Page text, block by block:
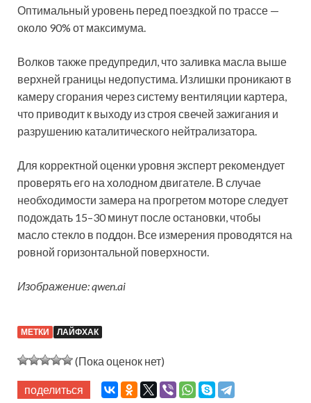
Оптимальный уровень перед поездкой по трассе —
около 90% от максимума.
Волков также предупредил, что заливка масла выше
верхней границы недопустима. Излишки проникают в
камеру сгорания через систему вентиляции картера,
что приводит к выходу из строя свечей зажигания и
разрушению каталитического нейтрализатора.
Для корректной оценки уровня эксперт рекомендует
проверять его на холодном двигателе. В случае
необходимости замера на прогретом моторе следует
подождать 15–30 минут после остановки, чтобы
масло стекло в поддон. Все измерения проводятся на
ровной горизонтальной поверхности.
Изображение: qwen.ai
МЕТКИ ЛАЙФХАК
(Пока оценок нет)
поделиться